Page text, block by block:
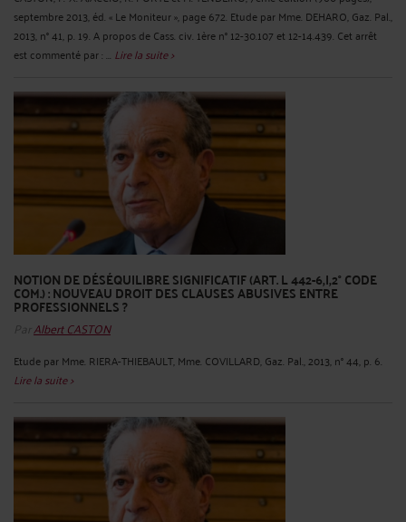
septembre 2013, éd. « Le Moniteur », page 672. Etude par Mme. DEHARO, Gaz. Pal.,
2013, n° 41, p. 19. A propos de Cass. civ. 1ère n° 12-30.107 et 12-14.439. Cet arrêt
est commenté par : ... Lire la suite >
NOTION DE DÉSÉQUILIBRE SIGNIFICATIF (ART. L 442-6,I,2° CODE
COM.) : NOUVEAU DROIT DES CLAUSES ABUSIVES ENTRE
PROFESSIONNELS ?
ParAlbert CASTON
Etude par Mme. RIERA-THIEBAULT, Mme. COVILLARD, Gaz. Pal., 2013, n° 44, p. 6.
Lire la suite >